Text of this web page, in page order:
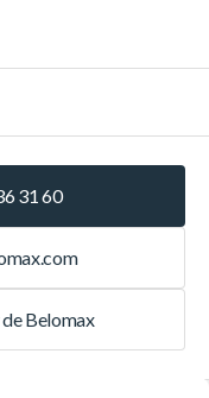
31 60
Belomax